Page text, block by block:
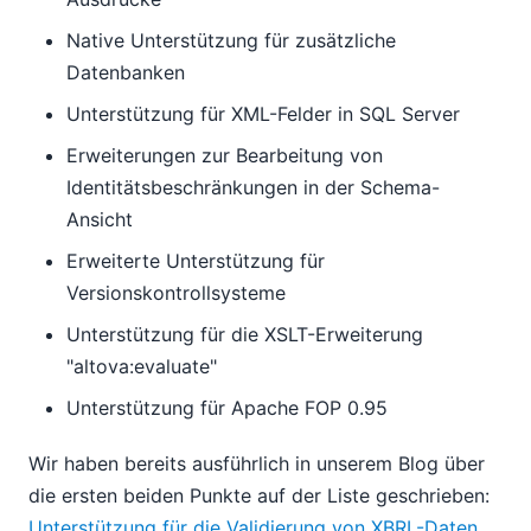
Native Unterstützung für zusätzliche
Datenbanken
Unterstützung für XML-Felder in SQL Server
Erweiterungen zur Bearbeitung von
Identitätsbeschränkungen in der Schema-
Ansicht
Erweiterte Unterstützung für
Versionskontrollsysteme
Unterstützung für die XSLT-Erweiterung
"altova:evaluate"
Unterstützung für Apache FOP 0.95
Wir haben bereits ausführlich in unserem Blog über
die ersten beiden Punkte auf der Liste geschrieben: